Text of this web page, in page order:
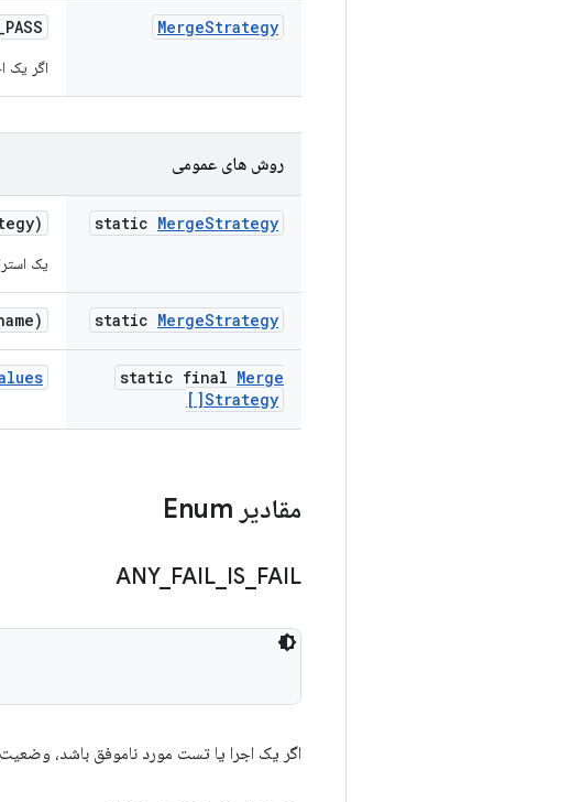
MergeStrategy
PASS
اگر یک
روش های عمومی
static MergeStrategy
یک
static MergeStrategy
static final Merge
Strategy[]
مقادیر Enum
ANY_ FAIL IS FAIL
اگر یک اجرا یا تست مورد ناموفق باشد،